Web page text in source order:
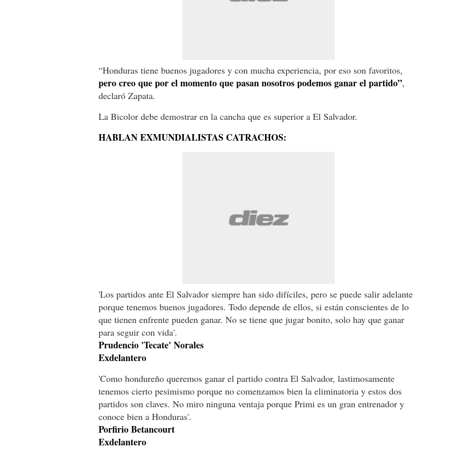
“Honduras tiene buenos jugadores y con mucha experiencia, por eso son favoritos,
pero creo que por el momento que pasan nosotros podemos ganar el partido”,
declaró Zapata.
La Bicolor debe demostrar en la cancha que es superior a El Salvador.
HABLAN EXMUNDIALISTAS CATRACHOS:
'Los partidos ante El Salvador siempre han sido difíciles, pero se puede salir adelante
porque tenemos buenos jugadores. Todo depende de ellos, si están conscientes de lo
que tienen enfrente pueden ganar. No se tiene que jugar bonito, solo hay que ganar
para seguir con vida'.
Prudencio 'Tecate' Norales
Exdelantero
'Como hondureño queremos ganar el partido contra El Salvador, lastimosamente
tenemos cierto pesimismo porque no comenzamos bien la eliminatoria y estos dos
partidos son claves. No miro ninguna ventaja porque Primi es un gran entrenador y
conoce bien a Honduras'.
Porfirio Betancourt
Exdelantero